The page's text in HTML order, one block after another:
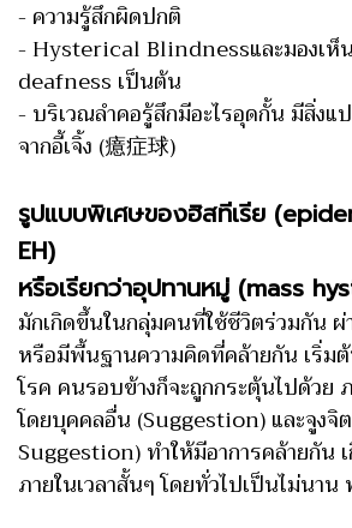
- ความรู้สึกผิดปกติ
- Hysterical Blindnessและมองเ
deafness เป็นต้น
- บริเวณลำคอรู้สึกมีอะไรอุดกั้น มีสิ่ง
จากอี้เจิ้ง (癔症球)
รูปแบบพิเศษของฮิสทีเรีย
EH)
หรือเรียกว่าอุปทานหมู่ (mass
มักเกิดขึ้นในกลุ่มคนที่ใช้ชีวิตร่วมกัน
หรือมีพื้นฐานความคิดที่คล้ายกัน เริ่ม
โรค คนรอบข้างก็จะถูกกระตุ้นไปด้วย
โดยบุคคลอื่น (Suggestion) และจูงจิ
Suggestion) ทำให้มีอาการคล้ายกัน
ภายในเวลาสั้นๆ โดยทั่วไปเป็นไม่นา